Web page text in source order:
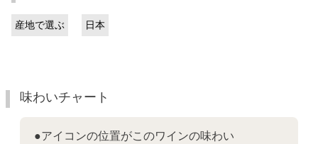
産地で選ぶ 日本
味わいチャート
●アイコンの位置がこのワインの味わい